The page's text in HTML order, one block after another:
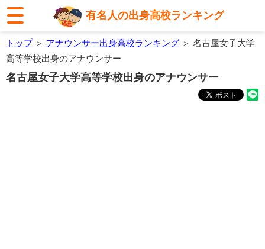
有名人の出身高校ランキング
トップ＞ アナウンサー出身高校ランキング ＞ 名古屋女子大学
高等学校出身のアナウンサー
名古屋女子大学高等学校出身のアナウンサー